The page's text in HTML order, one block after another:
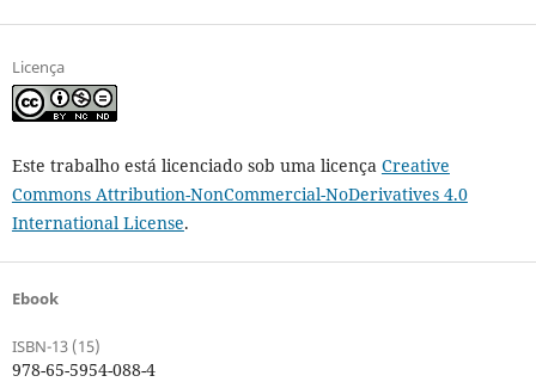
Licença
Este trabalho está licenciado sob uma licença Creative
Commons Attribution-NonCommercial-NoDerivatives 4.0
International License.
Ebook
ISBN-13 (15)
978-65-5954-088-4